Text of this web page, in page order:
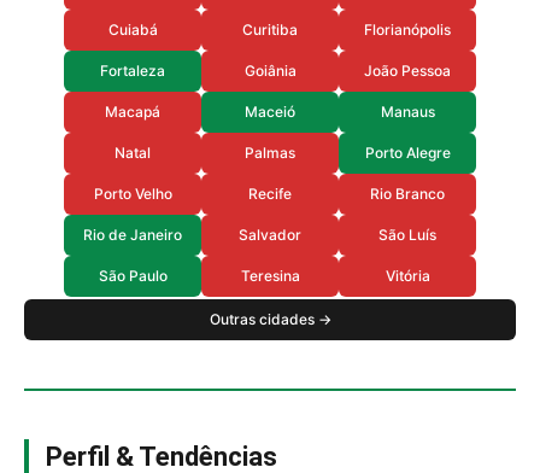
Cuiabá Curitiba Florianópolis
Fortaleza Goiânia João Pessoa
Macapá Maceió Manaus
Natal Palmas Porto Alegre
Porto Velho Recife Rio Branco
Rio de Janeiro Salvador São Luís
São Paulo Teresina Vitória
Outras cidades →
Perfil & Tendências